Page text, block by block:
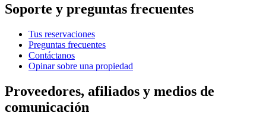
Soporte y preguntas frecuentes
Tus reservaciones
Preguntas frecuentes
Contáctanos
Opinar sobre una propiedad
Proveedores, afiliados y medios de
comunicación